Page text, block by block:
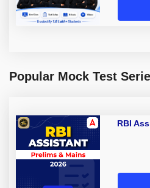
Popular Mock Test
RBI